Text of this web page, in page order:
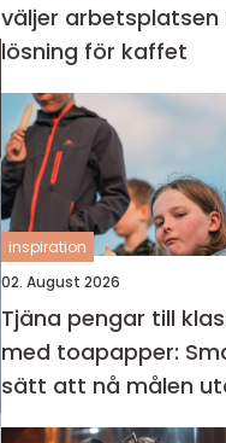
väljer
lösning för kaffet
inspiration
02. August 2026
Tjäna pengar till
med toapapper:
sätt att nå målen
stress